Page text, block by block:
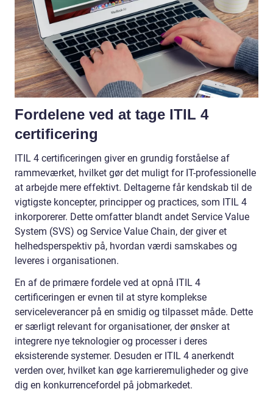
Fordelene ved at tage ITIL 4
certificering
ITIL 4 certificeringen giver en grundig forståelse af
rammeværket, hvilket gør det muligt for IT-professionelle
at arbejde mere effektivt. Deltagerne får kendskab til de
vigtigste koncepter, principper og practices, som ITIL 4
inkorporerer. Dette omfatter blandt andet Service Value
System (SVS) og Service Value Chain, der giver et
helhedsperspektiv på, hvordan værdi samskabes og
leveres i organisationen.
En af de primære fordele ved at opnå ITIL 4
certificeringen er evnen til at styre komplekse
serviceleverancer på en smidig og tilpasset måde. Dette
er særligt relevant for organisationer, der ønsker at
integrere nye teknologier og processer i deres
eksisterende systemer. Desuden er ITIL 4 anerkendt
verden over, hvilket kan øge karrieremuligheder og give
dig en konkurrencefordel på jobmarkedet.